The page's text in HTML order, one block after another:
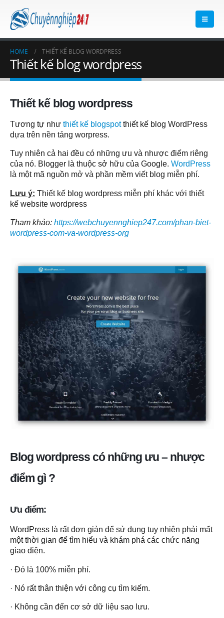
HOME THIẾT KẾ BLOG WORDPRESS
Thiết kế blog wordpress
Thiết kế blog wordpress
Tương tự như thiết kế blogspotthiết kế blog WordPress
dựa trên nền tảng worpress.
Tuy nhiên cả hai đều có những ưu và nhược điểm riêng
của nó. Blogger là thuộc sở hữu của Google. WordPress
là một mã nguồn mở và phần mềm viết blog miễn phí.
Lưu ý: Thiết kế blog wordpress miễn phí khác với thiết
kế website wordpress
Tham khảo: https://webchuyennghiep247.com/phan-biet-
wordpress-com-va-wordpress-org
Blog wordpress có những ưu – nhược
điểm gì ?
Ưu điểm:
WordPress là rất đơn giản để sử dụng tuy nhiên phải mất
một thời gian để tìm hiểu và khám phá các chức năng
giao diện.
· Đó là 100% miễn phí.
· Nó rất thân thiện với công cụ tìm kiếm.
· Không cần đến cơ sở dữ liệu sao lưu.